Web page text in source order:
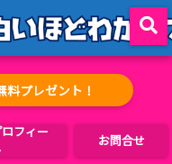
プレゼント！
ロフィー
お問合せ